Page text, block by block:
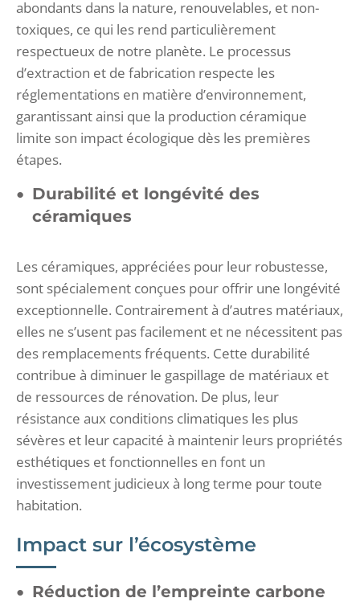
abondants dans la nature, renouvelables, et non-
toxiques, ce qui les rend particulièrement
respectueux de notre planète. Le processus
d’extraction et de fabrication respecte les
réglementations en matière d’environnement,
garantissant ainsi que la production céramique
limite son impact écologique dès les premières
étapes.
Durabilité et longévité des
céramiques
Les céramiques, appréciées pour leur robustesse,
sont spécialement conçues pour offrir une longévité
exceptionnelle. Contrairement à d’autres matériaux,
elles ne s’usent pas facilement et ne nécessitent pas
des remplacements fréquents. Cette durabilité
contribue à diminuer le gaspillage de matériaux et
de ressources de rénovation. De plus, leur
résistance aux conditions climatiques les plus
sévères et leur capacité à maintenir leurs propriétés
esthétiques et fonctionnelles en font un
investissement judicieux à long terme pour toute
habitation.
Impact sur l’écosystème
Réduction de l’empreinte carbone